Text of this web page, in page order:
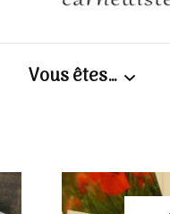
Vous êtes…
Particuliers